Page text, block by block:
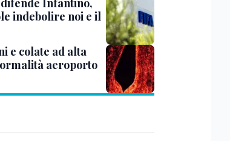
Infantino,
indebolire noi e il
e colate ad alta
aeroporto